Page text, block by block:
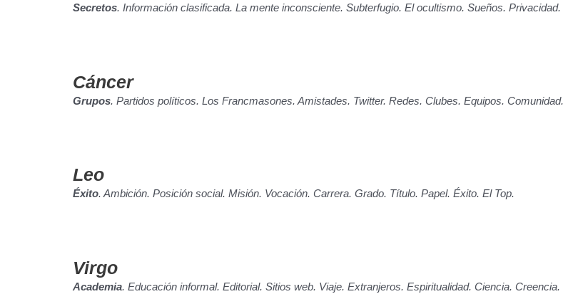
Secretos. Información clasificada. La mente inconsciente. Subterfugio. El ocultismo. Sueños. Privacidad.
Cáncer
Grupos. Partidos políticos. Los Francmasones. Amistades. Twitter. Redes. Clubes. Equipos. Comunidad.
Leo
Éxito. Ambición. Posición social. Misión. Vocación. Carrera. Grado. Título. Papel. Éxito. El Top.
Virgo
Academia. Educación informal. Editorial. Sitios web. Viaje. Extranjeros. Espiritualidad. Ciencia. Creencia.